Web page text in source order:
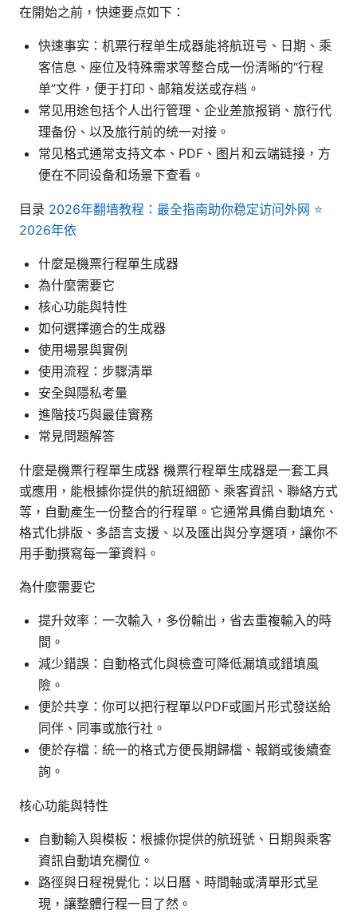
在開始之前，快速要点如下：
快速事实：机票行程单生成器能将航班号、日期、乘
客信息、座位及特殊需求等整合成一份清晰的“行程
单”文件，便于打印、邮箱发送或存档。
常见用途包括个人出行管理、企业差旅报销、旅行代
理备份、以及旅行前的统一对接。
常见格式通常支持文本、PDF、图片和云端链接，方
便在不同设备和场景下查看。
目录 2026年翻墙教程：最全指南助你稳定访问外网 ⭐
2026年依
什麼是機票行程單生成器
為什麼需要它
核心功能與特性
如何選擇適合的生成器
使用場景與實例
使用流程：步驟清單
安全與隱私考量
進階技巧與最佳實務
常見問題解答
什麼是機票行程單生成器 機票行程單生成器是一套工具
或應用，能根據你提供的航班細節、乘客資訊、聯絡方式
等，自動產生一份整合的行程單。它通常具備自動填充、
格式化排版、多語言支援、以及匯出與分享選項，讓你不
用手動撰寫每一筆資料。
為什麼需要它
提升效率：一次輸入，多份輸出，省去重複輸入的時
間。
減少錯誤：自動格式化與檢查可降低漏填或錯填風
險。
便於共享：你可以把行程單以PDF或圖片形式發送給
同伴、同事或旅行社。
便於存檔：統一的格式方便長期歸檔、報銷或後續查
詢。
核心功能與特性
自動輸入與模板：根據你提供的航班號、日期與乘客
資訊自動填充欄位。
路徑與日程視覺化：以日曆、時間軸或清單形式呈
現，讓整體行程一目了然。